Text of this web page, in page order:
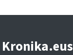
Kronika.eus